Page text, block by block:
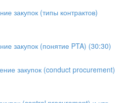
закупок (типы контрактов)
закупок (понятие PTA) (30:30)
закупок (conduct procurement)